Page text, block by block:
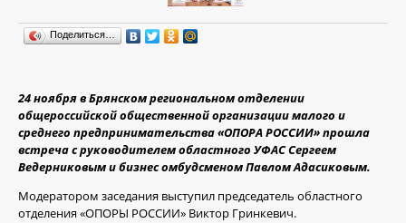
Поделиться…
24 ноября в Брянском региональном отделении
общероссийской общественной организации малого и
среднего предпринимательства «ОПОРА РОССИИ» прошла
встреча с руководителем областного УФАС Сергеем
Ведерниковым и бизнес омбудсменом Павлом Адасиковым.
Модератором заседания выступил председатель областного
отделения «ОПОРЫ РОССИИ» Виктор Гринкевич.